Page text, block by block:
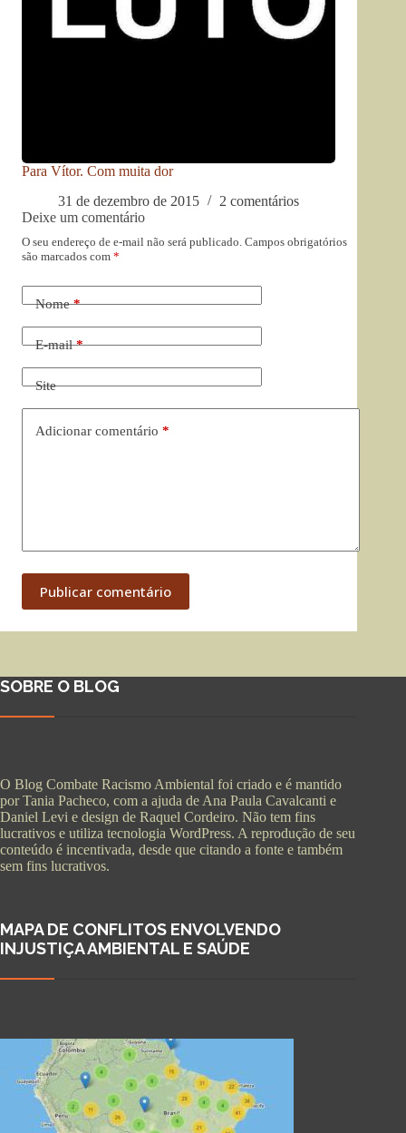
Para Vítor. Com muita dor
31 de dezembro de 2015
2 comentários
Deixe um comentário
O seu endereço de e-mail não será publicado. Campos obrigatórios
são marcados com *
Nome*
E-mail*
Site
Adicionar comentário *
Publicar comentário
SOBRE O BLOG
O Blog Combate Racismo Ambiental foi criado e é mantido
por Tania Pacheco, com a ajuda de Ana Paula Cavalcanti e
Daniel Levi e design de Raquel Cordeiro. Não tem fins
lucrativos e utiliza tecnologia WordPress. A reprodução de seu
conteúdo é incentivada, desde que citando a fonte e também
sem fins lucrativos.
MAPA DE CONFLITOS ENVOLVENDO
INJUSTIÇA AMBIENTAL E SAÚDE